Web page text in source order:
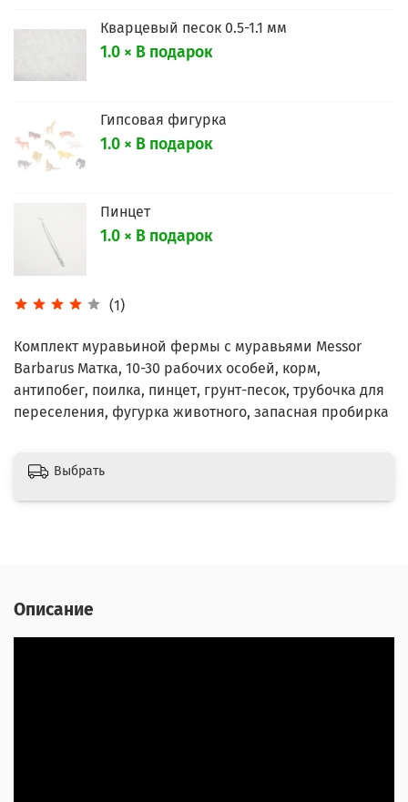
(1)
Кварцевый песок 0.5-1.1 мм
1.0 × В подарок
Гипсовая фигурка
1.0 × В подарок
Пинцет
1.0 × В подарок
Комплект муравьиной фермы с муравьями Messor
Barbarus Матка, 10-30 рабочих особей, корм,
антипобег, поилка, пинцет, грунт-песок, трубочка для
переселения, фугурка животного, запасная пробирка
Выбрать
Описание